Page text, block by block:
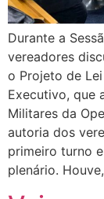
Durante a
vereadores
o Projeto de
Executivo, que
Militares da
autoria dos
primeiro turno
plenário.